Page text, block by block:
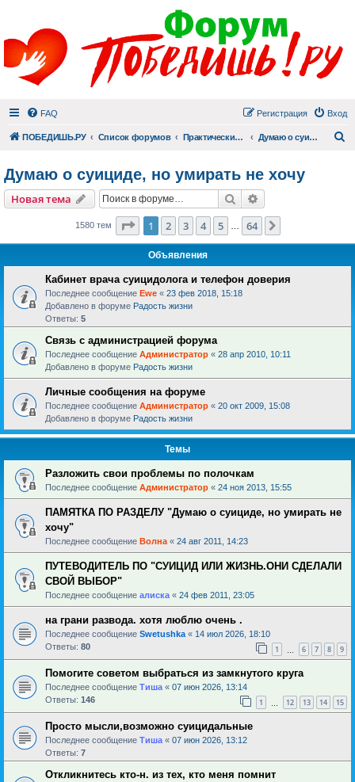
FAQ Вход
Регистрация
ПОБЕДИШЬ.РУ Список форумов Практический раздел Думаю о суициде, но умирать не хочу
Думаю о суициде, но умирать не хочу
Новая тема Поиск
1580 тем Страница из 64
1 2 3 4 5 64
Объявления
Кабинет врача суицидолога и телефон доверия
Последнее сообщение Ewe « 23 фев 2018, 15:18
Добавлено в форуме Радость жизни
Ответы: 5
Связь с администрацией форума
Последнее сообщение Администратор « 28 апр 2010, 10:11
Добавлено в форуме Радость жизни
Личные сообщения на форуме
Последнее сообщение Администратор « 20 окт 2009, 15:08
Добавлено в форуме Радость жизни
Темы
Разложить свои проблемы по полочкам
Последнее сообщение Администратор « 24 ноя 2013, 15:55
ПАМЯТКА ПО РАЗДЕЛУ "Думаю о суициде, но умирать не
хочу"
Последнее сообщение Волна « 24 авг 2011, 14:23
ПУТЕВОДИТЕЛЬ ПО "СУИЦИД ИЛИ ЖИЗНЬ.ОНИ СДЕЛАЛИ
СВОЙ ВЫБОР"
Последнее сообщение алиска « 24 фев 2011, 23:05
на грани развода. хотя люблю очень .
Последнее сообщение Swetushka « 14 июл 2026, 18:10
Ответы: 80 1 6 7 8 9
Помогите советом выбраться из замкнутого круга
Последнее сообщение Тиша « 07 июн 2026, 13:14
Ответы: 146 1 12 13 14 15
Просто мысли,возможно суицидальные
Последнее сообщение Тиша « 07 июн 2026, 13:12
Ответы: 7
Откликнитесь кто-н. из тех, кто меня помнит